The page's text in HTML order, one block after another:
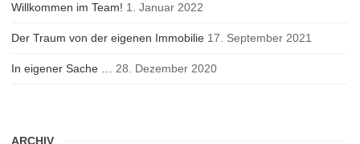
Willkommen im Team! 1. Januar 2022
Der Traum von der eigenen Immobilie 17. September 2021
In eigener Sache … 28. Dezember 2020
ARCHIV